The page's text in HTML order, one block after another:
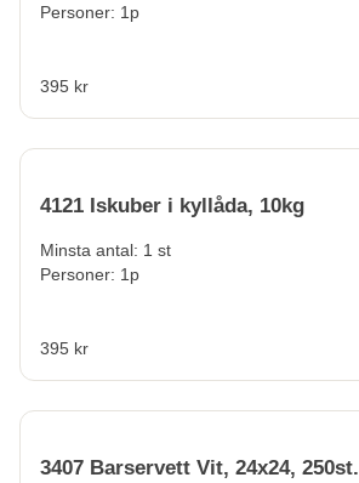
Personer: 1p
395 kr
4121 Iskuber i kyllåda, 10kg
Minsta antal: 1 st
Personer: 1p
395 kr
3407 Barservett Vit, 24x24, 250st.